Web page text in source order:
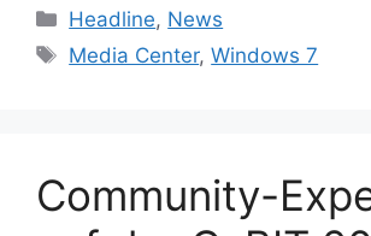
Kategorien
Headline, News
Schlagwörter
Media Center,Windows 7
Community-